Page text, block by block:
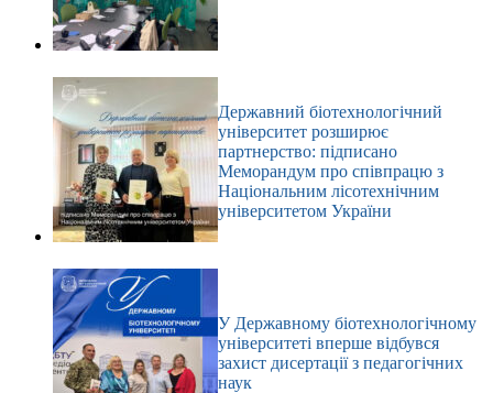
Державний біотехнологічний
університет розширює
партнерство: підписано
Меморандум про співпрацю з
Національним лісотехнічним
університетом України
У Державному біотехнологічному
університеті вперше відбувся
захист дисертації з педагогічних
наук